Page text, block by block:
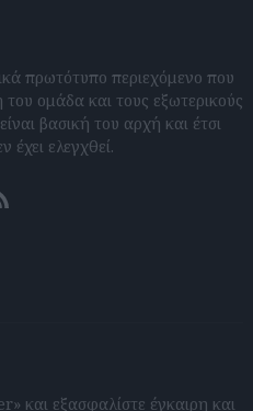
πρωτότυπο περιεχόμενο που
ομάδα και τους εξωτερικούς
βασική του αρχή και έτσι
έχει ελεγχθεί.
feeds
και εξασφαλίστε έγκαιρη και